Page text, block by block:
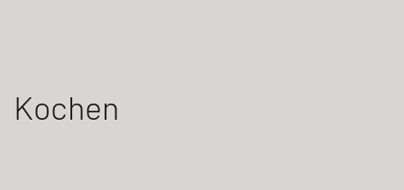
Kochen